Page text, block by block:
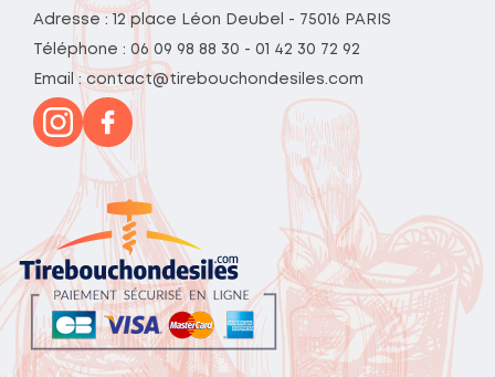
Adresse : 12 place Léon Deubel - 75016 PARIS
Téléphone : 06 09 98 88 30 - 01 42 30 72 92
Email : contact@tirebouchondesiles.com